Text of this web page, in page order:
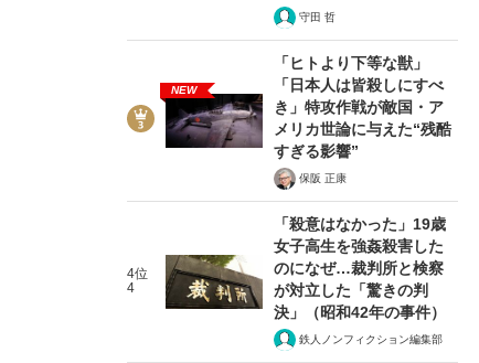
守田 哲
NEW
「ヒトより下等な獣」
「日本人は皆殺しにすべ
き」特攻作戦が敵国・ア
メリカ世論に与えた“残酷
すぎる影響”
保阪 正康
4位
4
「殺意はなかった」19歳
女子高生を強姦殺害した
のになぜ…裁判所と検察
が対立した「驚きの判
決」（昭和42年の事件）
鉄人ノンフィクション編集部